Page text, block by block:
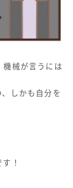
機械が言うには
しかも自分を
！